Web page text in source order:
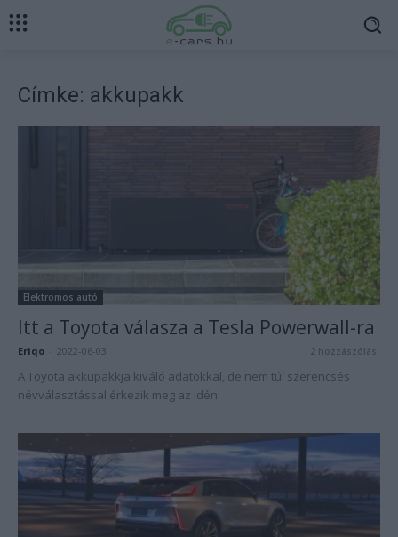
Címke: akkupakk
Elektromos autó
Itt a Toyota válasza a Tesla Powerwall-ra
Eriqo 2022-06-03 2 hozzászólás
A Toyota akkupakkja kiváló adatokkal, de nem túl szerencsés
névválasztással érkezik meg az idén.